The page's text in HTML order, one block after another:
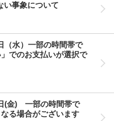
い事象について
（水）一部の時間帯で
でのお支払いが選択で
(金) 一部の時間帯で
る場合がございます